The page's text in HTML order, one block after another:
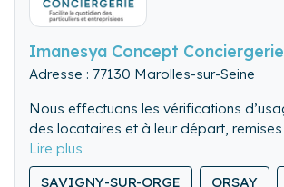
Imanesya Concept Conciergerie
Adresse : 77130 Marolles-sur-Seine
Nous effectuons les vérifications
des locataires et à leur départ, remises
visite des lieux. Nous pouvons
locations de dernière minute.
Nous nettoyons de fond en comble
logement.
SAVIGNY-SUR-ORGE ORSAY